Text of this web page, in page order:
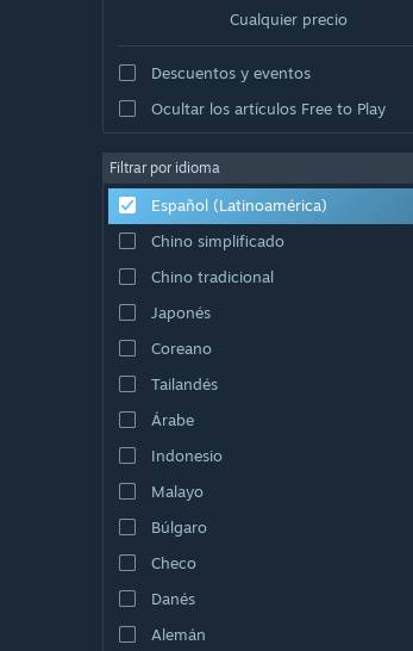
Cualquier precio
Descuentos y eventos
Ocultar los artículos Free to Play
Filtrar por idioma
Español (Latinoamérica)
Chino simplificado
Chino tradicional
Japonés
Coreano
Tailandés
Árabe
Indonesio
Malayo
Búlgaro
Checo
Danés
Alemán